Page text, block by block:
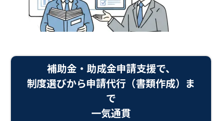
補助金・助成金申請支援で、
制度選びから申請代行（書類作成）ま
で
一気通貫